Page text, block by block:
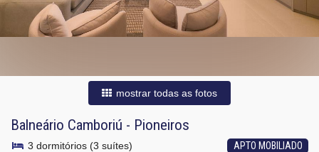
mostrar todas as fotos
Balneário Camboriú - Pioneiros
APTO MOBILIADO
3 dormitórios (3 suítes)